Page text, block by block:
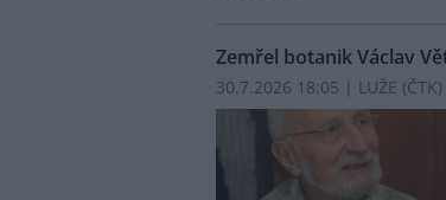
Zemřel botanik Václav
30.7.2026 18:05 | LUŽE (ČTK)